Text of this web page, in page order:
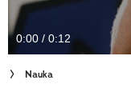
Newsletter
Cuda Polski
Wielki Konkurs
0:00 / 0:12
Nauka